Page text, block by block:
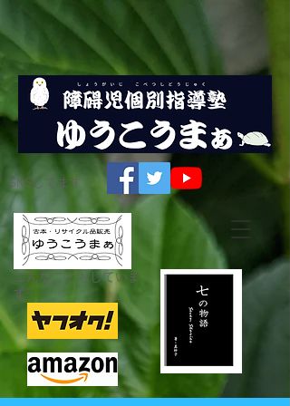
SNSしてます
こんなこともしていま
す☟